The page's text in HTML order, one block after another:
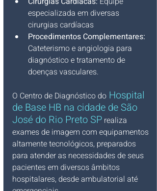
especializada em diversas
cirurgias cardíacas
Procedimentos Complementares:
Cateterismo e angiologia para
diagnóstico e tratamento de
doenças vasculares.
O Centro de Diagnóstico do Hospital
de Base HB na cidade de São
José do Rio Preto SP realiza
exames de imagem com equipamentos
altamente tecnológicos, preparados
para atender as necessidades de seus
pacientes em diversos âmbitos
hospitalares, desde ambulatorial até